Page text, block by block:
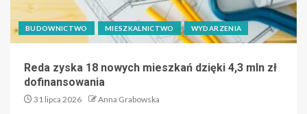
BUDOWNICTWO MIESZKALNICTWO WYDARZENIA
Reda zyska 18 nowych mieszkań dzięki 4,3 mln zł
dofinansowania
31 lipca 2026 Anna Grabowska